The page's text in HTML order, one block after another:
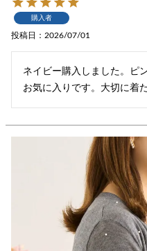
購入者
投稿日 2026/07/01
ネイビー購入しました。ピ
お気に入りです。大切に着